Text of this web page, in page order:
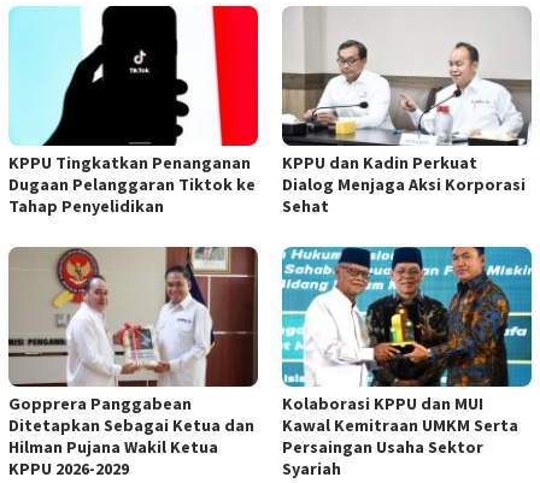
KPPU Tingkatkan Penanganan
Dugaan Pelanggaran Tiktok ke
Tahap Penyelidikan
KPPU dan Kadin Perkuat
Dialog Menjaga Aksi Korporasi
Sehat
Gopprera Panggabean
Ditetapkan Sebagai Ketua dan
Hilman Pujana Wakil Ketua
KPPU 2026-2029
Kolaborasi KPPU dan MUI
Kawal Kemitraan UMKM Serta
Persaingan Usaha Sektor
Syariah